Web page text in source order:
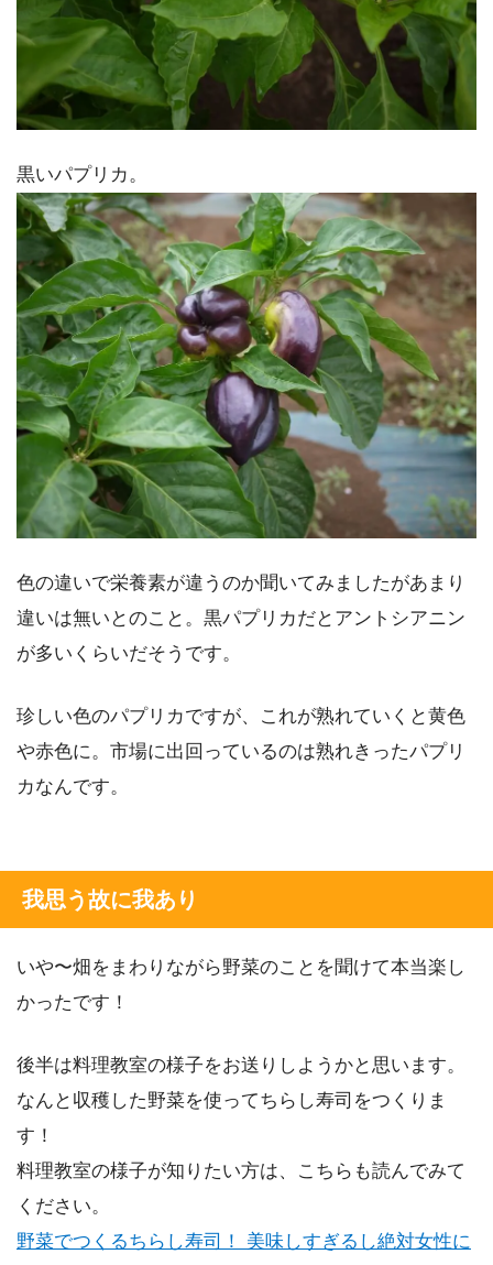
黒いパプリカ。
色の違いで栄養素が違うのか聞いてみましたがあまり
違いは無いとのこと。黒パプリカだとアントシアニン
が多いくらいだそうです。
珍しい色のパプリカですが、これが熟れていくと黄色
や赤色に。市場に出回っているのは熟れきったパプリ
カなんです。
我思う故に我あり
いや〜畑をまわりながら野菜のことを聞けて本当楽し
かったです！
後半は料理教室の様子をお送りしようかと思います。
なんと収穫した野菜を使ってちらし寿司をつくりま
す！
料理教室の様子が知りたい方は、こちらも読んでみて
ください。
野菜でつくるちらし寿司！ 美味しすぎるし絶対女性に